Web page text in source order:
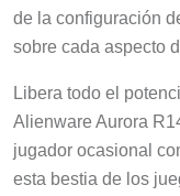
de la configuración
sobre cada aspecto
Libera todo el
Alienware Aurora
jugador ocasional
esta bestia de los